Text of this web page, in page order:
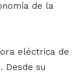
de la
eléctrica de
Desde su